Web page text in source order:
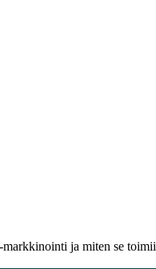
ja miten se toimii